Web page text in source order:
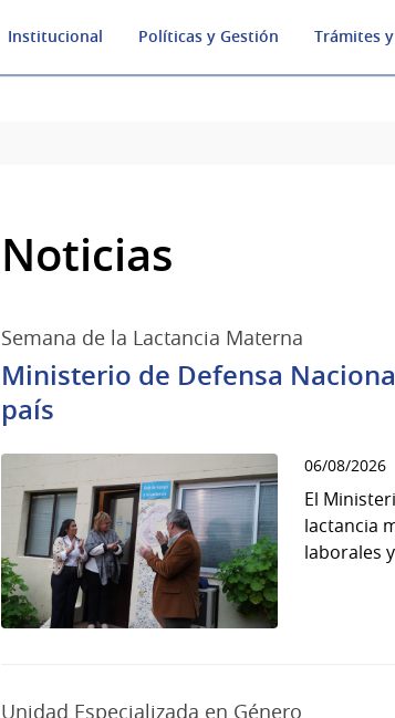
Institucional Políticas y Gestión Trámites
Noticias
Semana de la Lactancia Materna
Ministerio de Defensa
país
06/08/2026
El
lactancia
laborales
Unidad Especializada en Género